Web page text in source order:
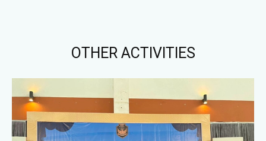
OTHER ACTIVITIES